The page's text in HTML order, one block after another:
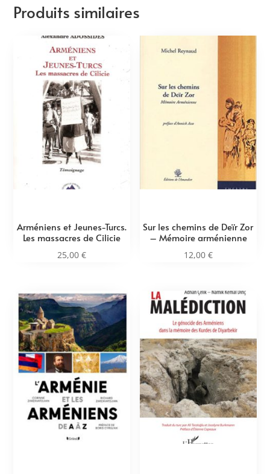
Produits similaires
Arméniens et Jeunes-Turcs.
Les massacres de Cilicie
25,00€
Sur les chemins de Deïr Zor
– Mémoire arménienne
12,00 €